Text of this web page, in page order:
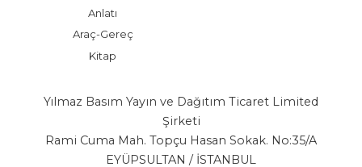
Anlatı
Araç-Gereç
Kitap
Yılmaz Basım Yayın ve Dağıtım Ticaret Limited
Şirketi
Rami Cuma Mah. Topçu Hasan Sokak. No:35/A
EYÜPSULTAN / İSTANBUL